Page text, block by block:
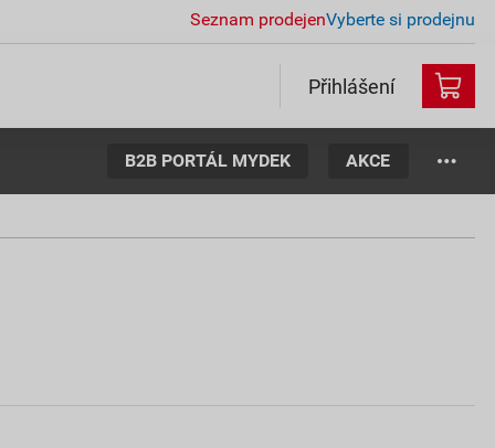
Seznam prodejenVyberte si prodejnu
Přihlášení
B2B PORTÁL MYDEK AKCE